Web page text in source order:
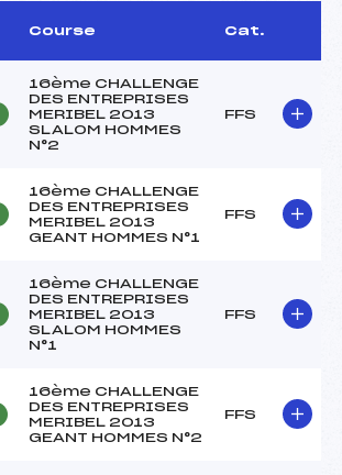
Course Cat.
16ème CHALLENGE
DES ENTREPRISES
MERIBEL 2013
SLALOM HOMMES
N°2
FFS
16ème CHALLENGE
DES ENTREPRISES
MERIBEL 2013
GEANT HOMMES N°1
FFS
16ème CHALLENGE
DES ENTREPRISES
MERIBEL 2013
SLALOM HOMMES
N°1
FFS
16ème CHALLENGE
DES ENTREPRISES
MERIBEL 2013
GEANT HOMMES N°2
FFS